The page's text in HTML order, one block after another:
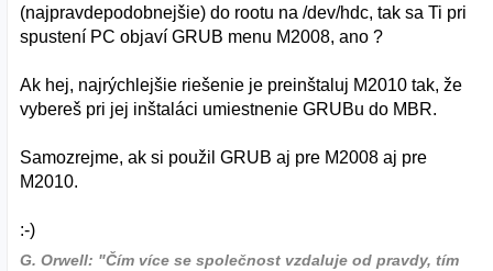
(najpravdepodobnejšie) do rootu na /dev/hdc, tak sa Ti pri
spustení PC objaví GRUB menu M2008, ano ?
Ak hej, najrýchlejšie riešenie je preinštaluj M2010 tak, že
vybereš pri jej inštaláci umiestnenie GRUBu do MBR.
Samozrejme, ak si použil GRUB aj pre M2008 aj pre
M2010.
:-)
G. Orwell: "Čím více se společnost vzdaluje od pravdy, tím